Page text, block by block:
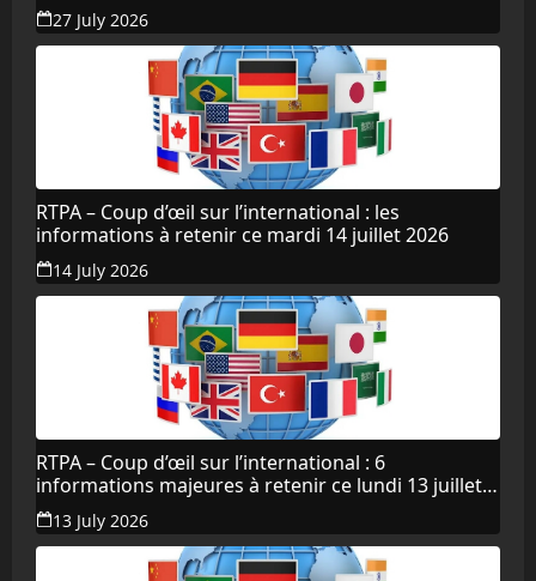
27 July 2026
RTPA – Coup d’œil sur l’international : les
informations à retenir ce mardi 14 juillet 2026
14 July 2026
RTPA – Coup d’œil sur l’international : 6
informations majeures à retenir ce lundi 13 juillet
202613 July 2026